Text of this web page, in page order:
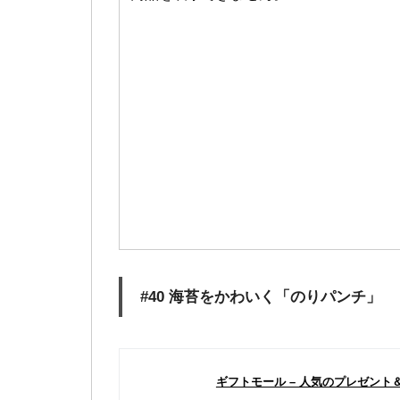
#40 海苔をかわいく「のりパンチ」
ギフトモール – 人気のプレゼント